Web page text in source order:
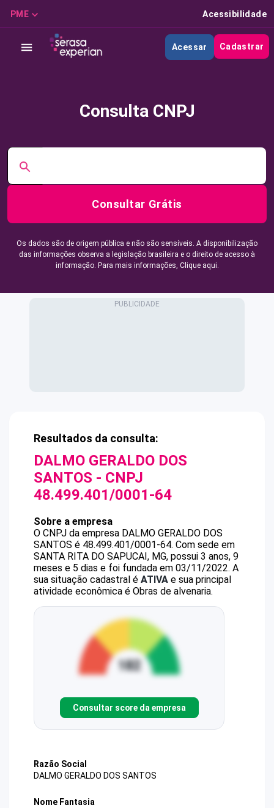
PME Acessibilidade
Acessar Cadastrar
Consulta CNPJ
Consultar Grátis
Os dados são de origem pública e não são sensíveis. A disponibilização
das informações observa a legislação brasileira e o direito de acesso à
informação. Para mais informações, Clique aqui.
Resultados da consulta:
DALMO GERALDO DOS
SANTOS - CNPJ
48.499.401/0001-64
Sobre a empresa
O CNPJ da empresa DALMO GERALDO DOS
SANTOS é 48.499.401/0001-64. Com sede em
SANTA RITA DO SAPUCAI, MG, possui 3 anos, 9
meses e 5 dias e foi fundada em 03/11/2022. A
sua situação cadastral é ATIVA e sua principal
atividade econômica é Obras de alvenaria.
Consultar score da empresa
Razão Social
DALMO GERALDO DOS SANTOS
Nome Fantasia